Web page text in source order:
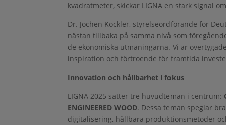
kvadratmeter, skickar LIGNA en stark signal
Dr. Jochen Köckler, styrelseordförande för
nästan tillbaka på samma nivå som
de ekonomiska utmaningarna. Vi är
inspiration och förtroende för framtida
Innovation och hållbarhet i fokus
LIGNA 2025 sätter tre huvudteman i centrum:
ENGINEERED WOOD. Dessa teman speglar
digitalisering, hållbara produktionsmetoder